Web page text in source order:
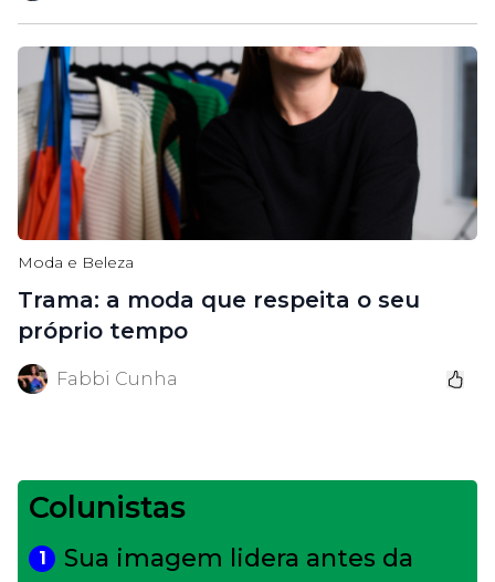
Moda e Beleza
Trama: a moda que respeita o seu
próprio tempo
Fabbi Cunha
Colunistas
1
Sua imagem lidera antes da